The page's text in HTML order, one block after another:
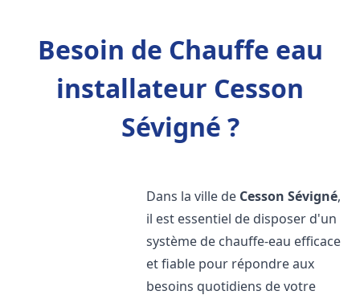
Besoin de Chauffe eau
installateur Cesson
Sévigné ?
Dans la ville de Cesson Sévigné,
il est essentiel de disposer d'un
système de chauffe-eau efficace
et fiable pour répondre aux
besoins quotidiens de votre